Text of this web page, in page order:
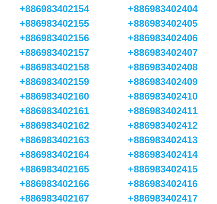
+886983402154
+886983402155
+886983402156
+886983402157
+886983402158
+886983402159
+886983402160
+886983402161
+886983402162
+886983402163
+886983402164
+886983402165
+886983402166
+886983402167
+886983402404
+886983402405
+886983402406
+886983402407
+886983402408
+886983402409
+886983402410
+886983402411
+886983402412
+886983402413
+886983402414
+886983402415
+886983402416
+886983402417